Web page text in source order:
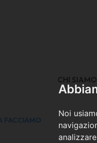
Noi
CHI SIAMO
FACCIAMO